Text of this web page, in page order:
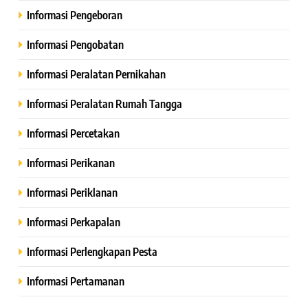
Informasi Pengeboran
Informasi Pengobatan
Informasi Peralatan Pernikahan
Informasi Peralatan Rumah Tangga
Informasi Percetakan
Informasi Perikanan
Informasi Periklanan
Informasi Perkapalan
Informasi Perlengkapan Pesta
Informasi Pertamanan